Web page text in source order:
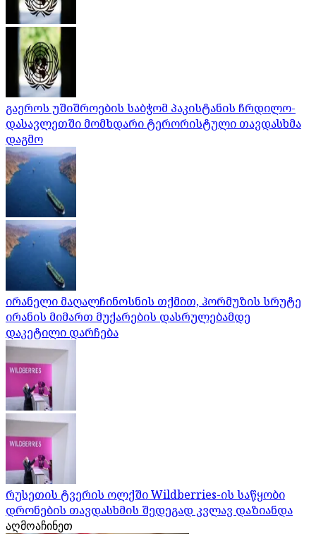
გაეროს უშიშროების საბჭომ პაკისტანის ჩრდილო-
დასავლეთში მომხდარი ტერორისტული თავდასხმა
დაგმო
ირანელი მაღალჩინოსნის თქმით, ჰორმუზის სრუტე
ირანის მიმართ მუქარების დასრულებამდე
დაკეტილი დარჩება
რუსეთის ტვერის ოლქში Wildberries-ის საწყობი
დრონების თავდასხმის შედეგად კვლავ დაზიანდა
აღმოაჩინეთ